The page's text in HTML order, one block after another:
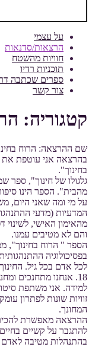
על עצמי
הרצאות/סדנאות
חוויות מהשטח
תוכניות רדיו
ספרים שכתבה
צור קשר
קטגוריה:
שם ההרצאה: הרוח
בהרצאה אני עוטפת את
בחינוך".
גלגולו של חינוך",
מהבית". הספר הינו
על מי ומה שאני היום,
המדעיות (מדעי
מהאימון האישי, לשינוי
והם לא מטיבים עמנו.
הספר " הרוח בחינוך",
בפסיכולוגיה
18. אנחנו מתחנכים
למידה. אני משתפת
זוויות שונות לפתרון
המחונך.
ההרצאה מאפשרת
להתגבר על קשיים בחיים
בהתנהלות מטיבה לאדם